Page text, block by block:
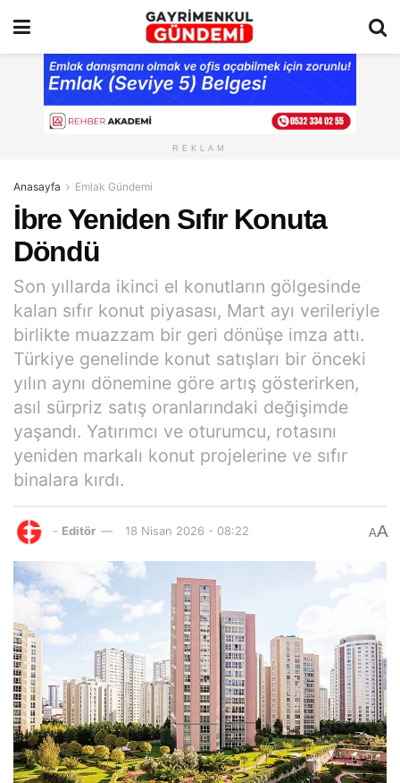
REKLAM
Anasayfa Emlak Gündemi
İbre Yeniden Sıfır Konuta
Döndü
Son yıllarda ikinci el konutların gölgesinde
kalan sıfır konut piyasası, Mart ayı verileriyle
birlikte muazzam bir geri dönüşe imza attı.
Türkiye genelinde konut satışları bir önceki
yılın aynı dönemine göre artış gösterirken,
asıl sürpriz satış oranlarındaki değişimde
yaşandı. Yatırımcı ve oturumcu, rotasını
yeniden markalı konut projelerine ve sıfır
binalara kırdı.
- Editör 18 Nisan 2026 - 08:22 AA